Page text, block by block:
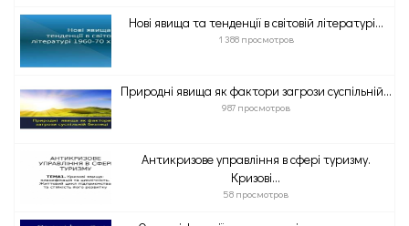
Нові явища та тенденції в світовій літературі...
1 388 просмотров
Природні явища як фактори загрози суспільній...
987 просмотров
Антикризове управління в сфері туризму.
Кризові...
58 просмотров